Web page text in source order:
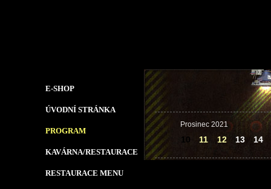
E-SHOP
ÚVODNÍ STRÁNKA
PROGRAM
KAVÁRNA/RESTAURACE
RESTAURACE MENU
Prosinec 2021
10 11 12 13 14